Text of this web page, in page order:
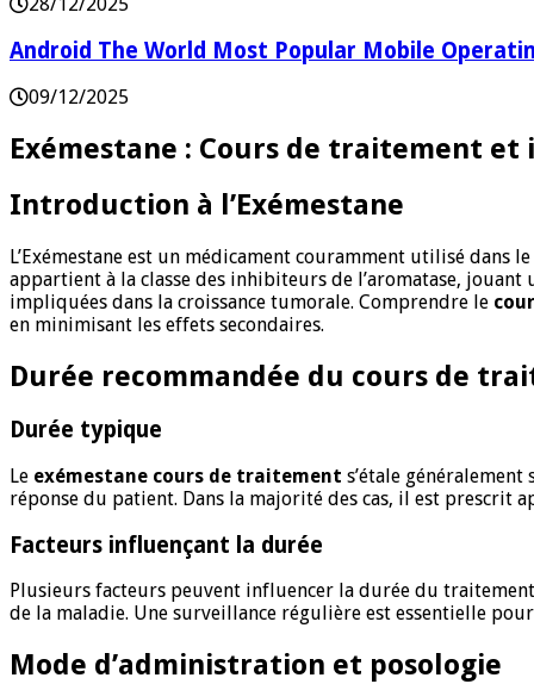
Android The World Most Popular Mobile
09/12/2025
Exémestane : Cours de traitement
Introduction à l’Exémestane
L’Exémestane est un médicament couramment utilisé dans
appartient à la classe des inhibiteurs de l’aromatase,
impliquées dans la croissance tumorale. Comprendre le
en minimisant les effets secondaires.
Durée recommandée du cours de
Durée typique
Le exémestane cours de traitement s’étale
réponse du patient. Dans la majorité des cas, il est
Facteurs influençant la durée
Plusieurs facteurs peuvent influencer la durée du
de la maladie. Une surveillance régulière est essentielle
Mode d’administration et posologie